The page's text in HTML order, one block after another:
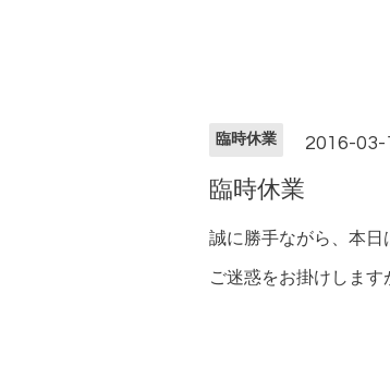
臨時休業 2016-03-
臨時休業
誠に勝手ながら、本日
ご迷惑をお掛けしま